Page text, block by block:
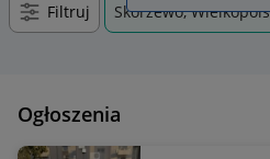
Filtruj Skórzewo,
Ogłoszenia